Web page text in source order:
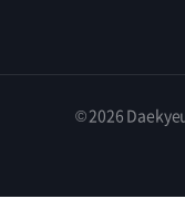
© 2026